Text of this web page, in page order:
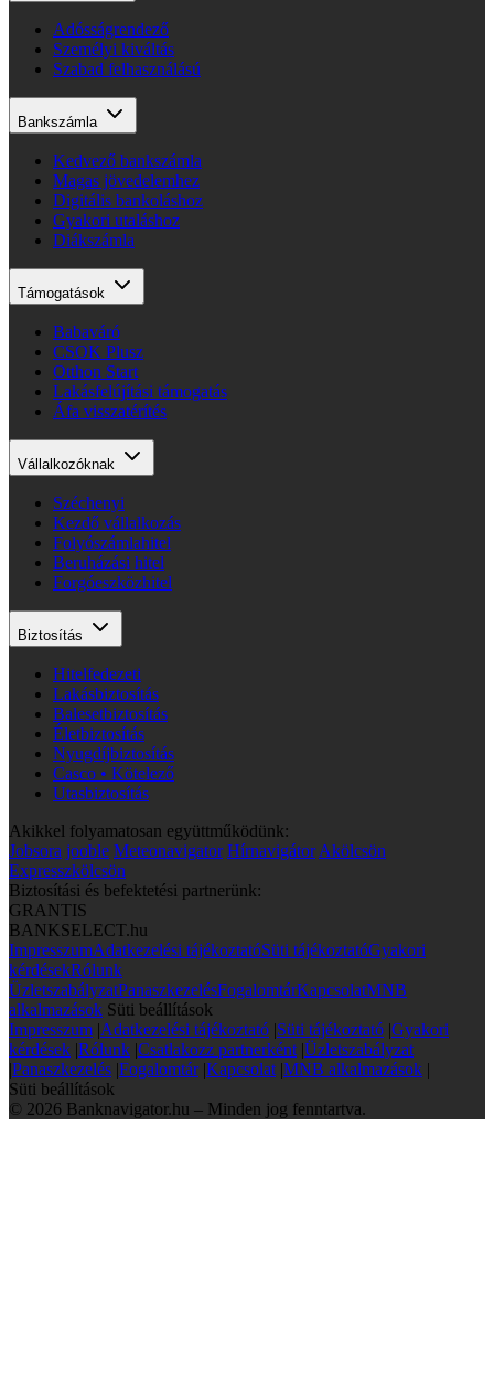
Adósságrendező
Személyi kiváltás
Szabad felhasználású
Bankszámla
Kedvező bankszámla
Magas jövedelemhez
Digitális bankoláshoz
Gyakori utaláshoz
Diákszámla
Támogatások
Babaváró
CSOK Plusz
Otthon Start
Lakásfelújítási támogatás
Áfa visszatérítés
Vállalkozóknak
Széchenyi
Kezdő vállalkozás
Folyószámlahitel
Beruházási hitel
Forgóeszközhitel
Biztosítás
Hitelfedezeti
Lakásbiztosítás
Balesetbiztosítás
Életbiztosítás
Nyugdíjbiztosítás
Casco • Kötelező
Utasbiztosítás
Akikkel folyamatosan együttműködünk:
Jobsora jooble Meteonavigator Hírnavigátor Akölcsön
Expresszkölcsön
Biztosítási és befektetési partnerünk:
GRANTIS
BANKSELECT.hu
ImpresszumAdatkezelési tájékoztatóSüti tájékoztatóGyakori
kérdésekRólunk
ÜzletszabályzatPanaszkezelésFogalomtárKapcsolatMNB
alkalmazások Süti beállítások
Impresszum |Adatkezelési tájékoztató |Süti tájékoztató |Gyakori
kérdések |Rólunk |Csatlakozz partnerként |Üzletszabályzat
|Panaszkezelés |Fogalomtár |Kapcsolat |MNB alkalmazások |
Süti beállítások
© 2026 Banknavigator.hu – Minden jog fenntartva.